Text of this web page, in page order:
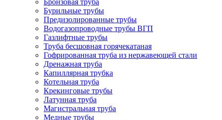
Бронзовая труба
Бурильные трубы
Предизолированные трубы
Водогазопроводные трубы ВГП
Газлифтные трубы
Труба бесшовная горячекатаная
Гофрированная труба из нержавеющей стали
Дренажная труба
Капиллярная трубка
Котельная труба
Крекинговые трубы
Латунная труба
Магистральная труба
Медные трубы